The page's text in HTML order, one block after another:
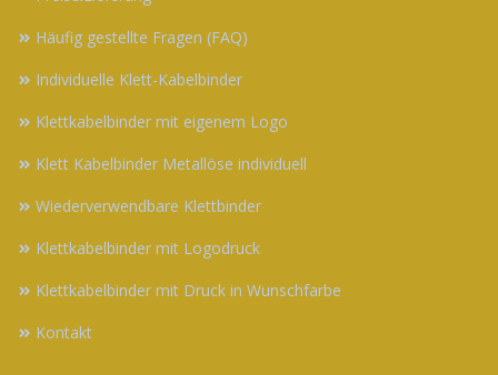
Häufig gestellte Fragen (FAQ)
Individuelle Klett-Kabelbinder
Klettkabelbinder mit eigenem Logo
Klett Kabelbinder Metallöse individuell
Wiederverwendbare Klettbinder
Klettkabelbinder mit Logodruck
Klettkabelbinder mit Druck in Wunschfarbe
Kontakt